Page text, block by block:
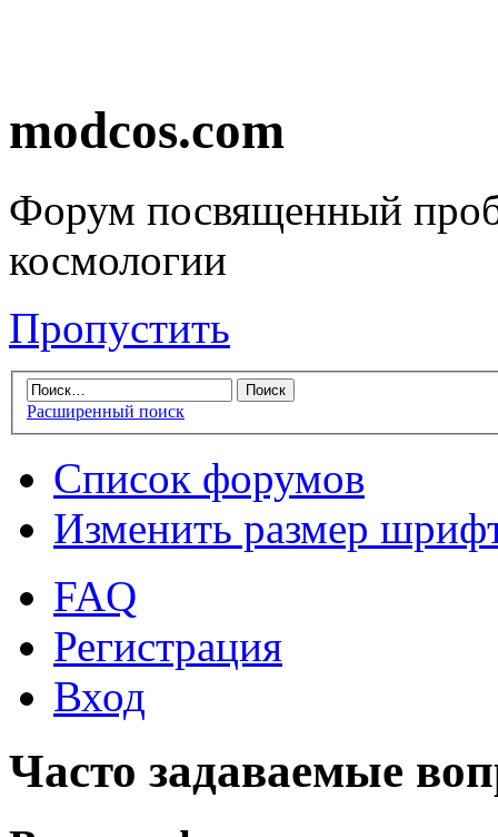
modcos.com
Форум посвященный
космологии
Пропустить
Расширенный поиск
Список форумов
Изменить размер
FAQ
Регистрация
Вход
Часто задаваемые